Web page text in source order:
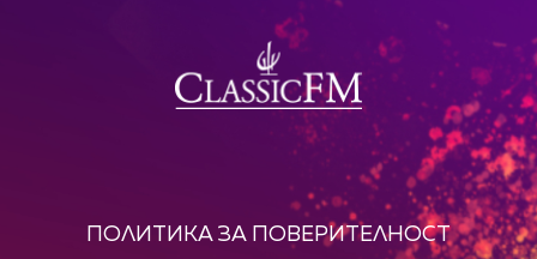
ПОЛИТИКА ЗА ПОВЕРИТЕЛНОСТ